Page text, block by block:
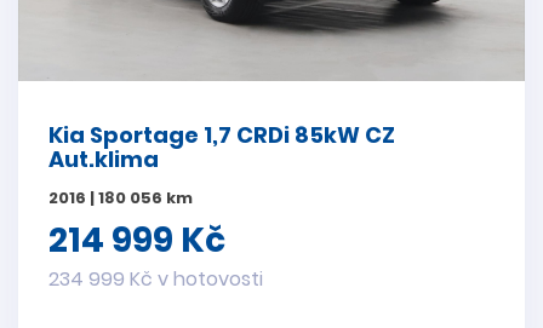
Kia Sportage 1,7 CRDi 85kW CZ
Aut.klima
2016 | 180 056 km
214 999 Kč
234 999 Kč v hotovosti